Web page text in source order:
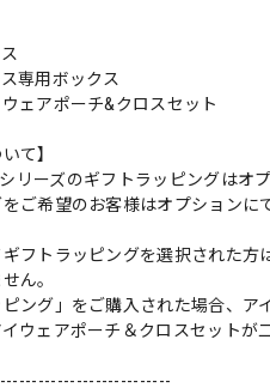
専用ボックス
ェアポーチ&クロスセット
て】
リーズのギフトラッピングはオ
ご希望のお客様はオプションに
フトラッピングを選択された方
ん。
ング」をご購入された場合、ア
ウェアポーチ＆クロスセットが